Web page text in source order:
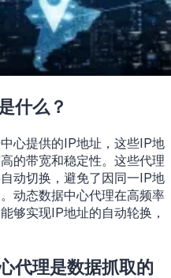
什么？
心提供的IP地址，这些IP地
的带宽和稳定性。这些代理
动切换，避免了因同一IP地
动态数据中心代理在高频率
够实现IP地址的自动轮换，
代理是数据抓取的